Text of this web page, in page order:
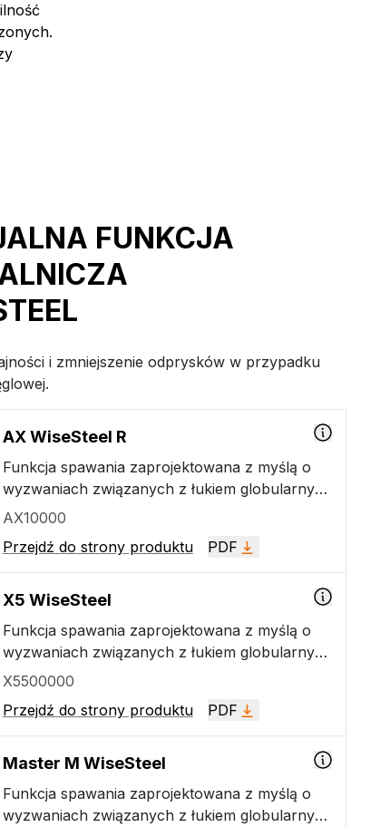
FUNKCJA
i zmniejszenie odprysków w przypadku
AX WiseSteel R
Funkcja spawania zaprojektowana z myślą o
wyzwaniach związanych z łukiem globularnym.
Funkcja WiseSteel wykorzystuje naprzemiennie
spoiny o regularnym wzorze przypominającym
rybie łuski.
AX10000
Przejdź do strony produktu
PDF
X5 WiseSteel
Funkcja spawania zaprojektowana z myślą o
wyzwaniach związanych z łukiem globularnym.
Funkcja WiseSteel wykorzystuje naprzemiennie
spoiny o regularnym wzorze przypominającym
rybie łuski.
X5500000
Przejdź do strony produktu
PDF
Master M WiseSteel
Funkcja spawania zaprojektowana z myślą o
wyzwaniach związanych z łukiem globularnym.